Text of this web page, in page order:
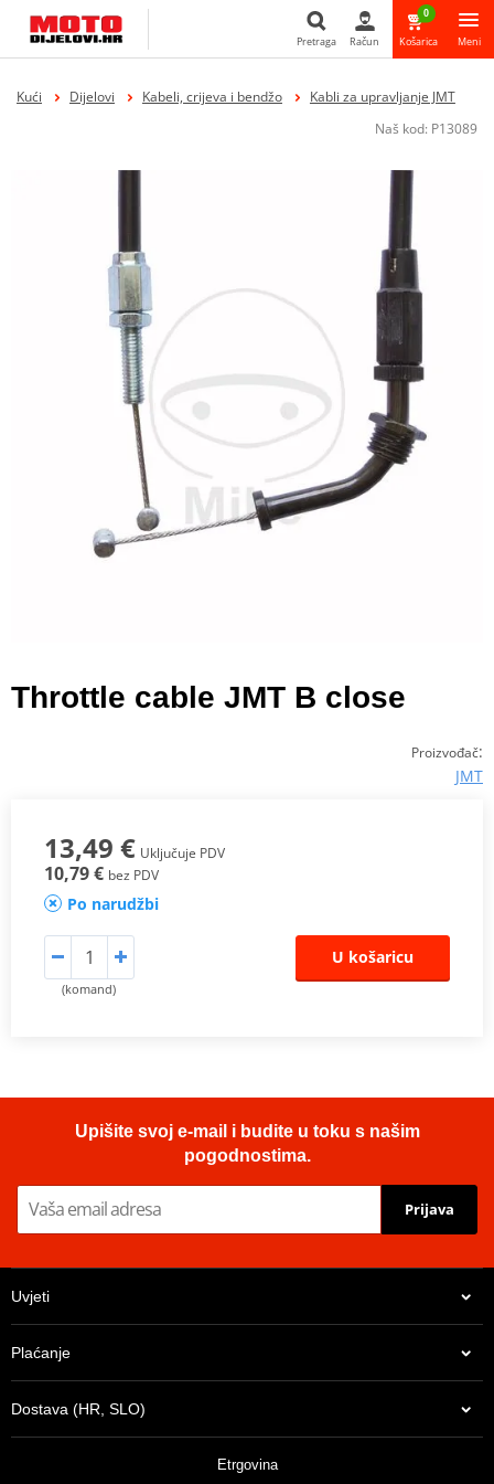
Pretraga
Pretraga Račun
0
Košarica Meni
Kući Dijelovi Kabeli, crijeva i bendžo
Kabli za upravljanje JMT
Naš kod: P13089
Throttle cable JMT B close
Proizvođač:
JMT
13,49 € Uključuje PDV
10,79 € bez PDV
Po narudžbi
(komand)
U košaricu
Upišite svoj e-mail i budite u toku s našim
pogodnostima.
Prijava
Uvjeti
Plaćanje
Dostava (HR, SLO)
Etrgovina